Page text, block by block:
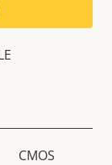
CMOS